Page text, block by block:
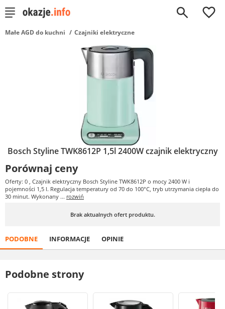
0
Małe AGD do kuchni Czajniki elektryczne
Bosch Styline TWK8612P 1,5l 2400W czajnik elektryczny
Porównaj ceny
Oferty: 0 , Czajnik elektryczny Bosch Styline TWK8612P o mocy 2400 W i
pojemności 1,5 l. Regulacja temperatury od 70 do 100°C, tryb utrzymania ciepła do
30 minut. Wykonany ... rozwiń
Brak aktualnych ofert produktu.
PODOBNE INFORMACJE OPINIE
Podobne strony